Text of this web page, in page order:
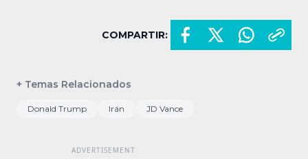
COMPARTIR:
+ Temas Relacionados
Donald Trump Irán JD Vance